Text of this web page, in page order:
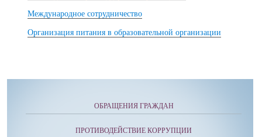
Международное сотрудничество
Организация питания в образовательной организации
ОБРАЩЕНИЯ ГРАЖДАН
ПРОТИВОДЕЙСТВИЕ КОРРУПЦИИ